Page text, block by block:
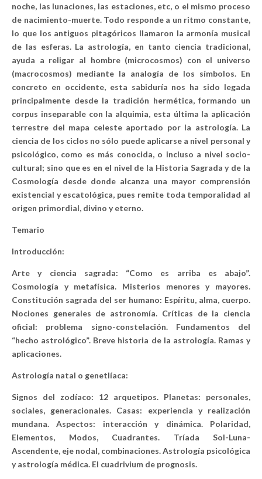
noche, las lunaciones, las estaciones, etc, o el mismo proceso
de nacimiento-muerte. Todo responde a un ritmo constante,
lo que los antiguos pitagóricos llamaron la armonía musical
de las esferas. La astrología, en tanto ciencia tradicional,
ayuda a religar al hombre (microcosmos) con el universo
(macrocosmos) mediante la analogía de los símbolos. En
concreto en occidente, esta sabiduría nos ha sido legada
principalmente desde la tradición hermética, formando un
corpus inseparable con la alquimia, esta última la aplicación
terrestre del mapa celeste aportado por la astrología. La
ciencia de los ciclos no sólo puede aplicarse a nivel personal y
psicológico, como es más conocida, o incluso a nivel socio-
cultural; sino que es en el nivel de la Historia Sagrada y de la
Cosmología desde donde alcanza una mayor comprensión
existencial y escatológica, pues remite toda temporalidad al
origen primordial, divino y eterno.
Temario
Introducción:
Arte y ciencia sagrada: “Como es arriba es abajo”.
Cosmología y metafísica. Misterios menores y mayores.
Constitución sagrada del ser humano: Espíritu, alma, cuerpo.
Nociones generales de astronomía. Críticas de la ciencia
oficial: problema signo-constelación. Fundamentos del
“hecho astrológico”. Breve historia de la astrología. Ramas y
aplicaciones.
Astrología natal o genetlíaca:
Signos del zodíaco: 12 arquetipos. Planetas: personales,
sociales, generacionales. Casas: experiencia y realización
mundana. Aspectos: interacción y dinámica. Polaridad,
Elementos, Modos, Cuadrantes. Tríada Sol-Luna-
Ascendente, eje nodal, combinaciones. Astrología psicológica
y astrología médica. El cuadrivium de prognosis.